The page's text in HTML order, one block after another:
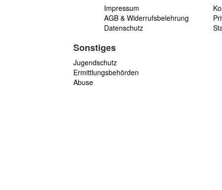
Impressum
AGB & Widerrufsbelehrung
Datenschutz
Sonstiges
Jugendschutz
Ermittlungsbehörden
Abuse